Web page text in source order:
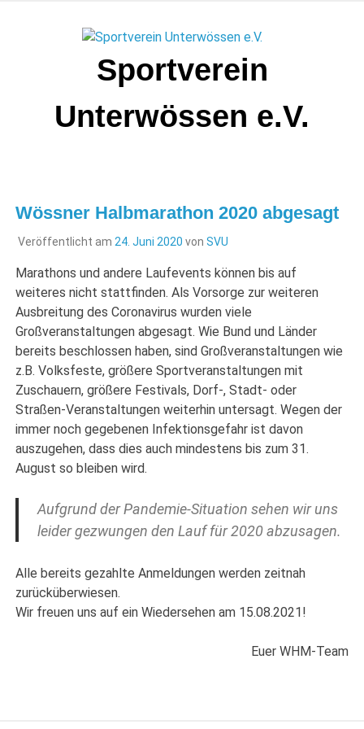
Sportverein
Unterwössen e.V.
Wössner Halbmarathon 2020 abgesagt
Veröffentlicht am 24. Juni 2020 von SVU
Marathons und andere Laufevents können bis auf
weiteres nicht stattfinden.Als Vorsorge zur weiteren
Ausbreitung des Coronavirus wurden viele
Großveranstaltungen abgesagt. Wie Bund und Länder
bereits beschlossen haben, sind Großveranstaltungen wie
z.B. Volksfeste, größere Sportveranstaltungen mit
Zuschauern, größere Festivals, Dorf-, Stadt- oder
Straßen-Veranstaltungen weiterhin untersagt. Wegen der
immer noch gegebenen Infektionsgefahr ist davon
auszugehen, dass dies auch mindestens bis zum 31.
August so bleiben wird.
Aufgrund der Pandemie-Situation sehen wir uns
leider gezwungen den Lauf für 2020 abzusagen.
Alle bereits gezahlte Anmeldungen werden zeitnah
zurücküberwiesen.
Wir freuen uns auf ein Wiedersehen am 15.08.2021!
Euer WHM-Team